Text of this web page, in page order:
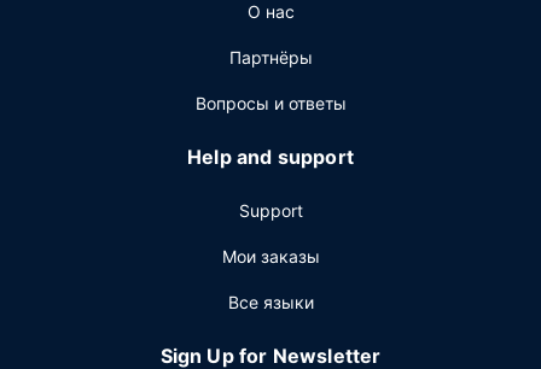
бизнес-центр, химчистка или прачечная и
Предоставляется бесплатная самостоятельная
О нас
Партнёры
Вопросы и ответы
Help and support
Support
Мои заказы
Все языки
Sign Up for Newsletter